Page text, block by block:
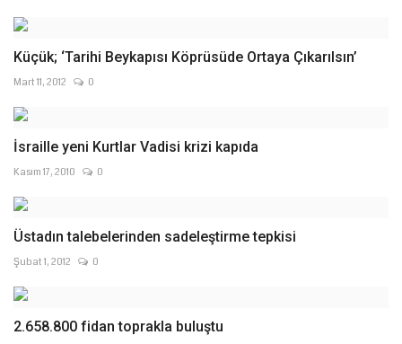
Küçük; ‘Tarihi Beykapısı Köprüsüde Ortaya Çıkarılsın’
Mart 11, 2012 0
İsraille yeni Kurtlar Vadisi krizi kapıda
Kasım 17, 2010 0
Üstadın talebelerinden sadeleştirme tepkisi
Şubat 1, 2012 0
2.658.800 fidan toprakla buluştu